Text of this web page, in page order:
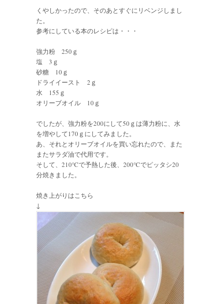
くやしかったので、そのあとすぐにリベンジしまし
た。
参考にしている本のレシピは・・・
強力粉 250ｇ
塩 3ｇ
砂糖 10ｇ
ドライイースト 2ｇ
水 155ｇ
オリーブオイル 10ｇ
でしたが、強力粉を200にして50ｇは薄力粉に、水
を増やして170ｇにしてみました。
あ、それとオリーブオイルを買い忘れたので、また
またサラダ油で代用です。
そして、210℃で予熱した後、200℃でピッタシ20
分焼きました。
焼き上がりはこちら
↓